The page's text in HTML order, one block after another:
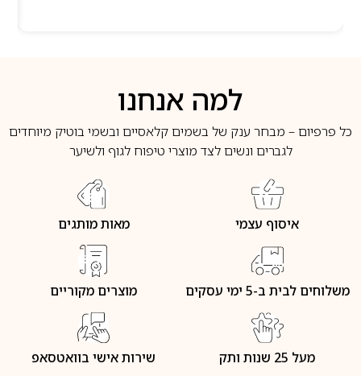
למה אנחנו
כל פרפיום – מבחר ענק של בשמים קלאסיים ובשמי בוטיק מיוחדים
לגברים ונשים לצד מוצרי טיפוח לגוף ולשיער
איסוף עצמי מאות מותגים
משלוחים לבית ב-5 ימי עסקים מוצרים מקוריים
מעל 25 שנות ותק שירות אישי בוואטסאפ